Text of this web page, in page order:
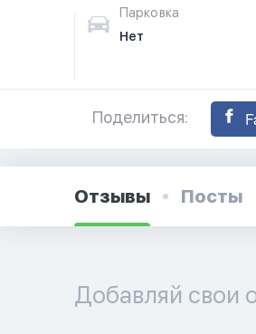
Парковка
Нет
Поделиться:
Отзывы Посты
Добавляй свои